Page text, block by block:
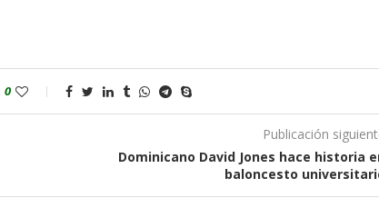
0
Publicación
Dominicano David Jones hace historia
baloncesto